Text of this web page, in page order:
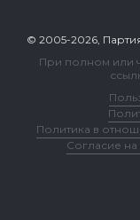
© 2005-2026,
При полном или
Политика в
Согласие